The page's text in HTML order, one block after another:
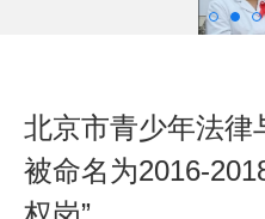
北京市青少年法